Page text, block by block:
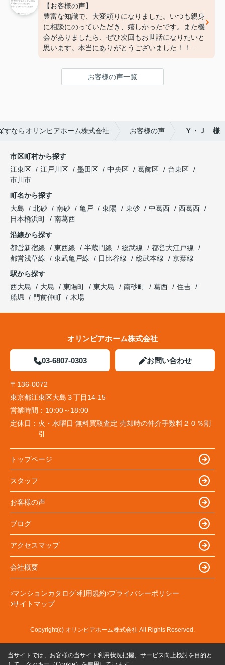
【お客様の声】
豊富な知識で、大変頼りになりました。いつも親身
に相談にのっていただき、嬉しかったです。また機
会がありましたら、ぜひ次回もお世話になりたいと
思います。本当にありがとうございました！！
ご丁寧にありがとうございました。
お客様の声一覧
すならオリンピアホーム株式会社 お客様の声 Ｙ・Ｊ 様
市区町村から探す
江東区
江戸川区 墨田区 中央区 葛飾区
台東区
市川市
町名から探す
大島
北砂 南砂 亀戸 東陽 東砂 中葛西
西葛西
日本橋浜町
南葛西
沿線から探す
都営新宿線
東西線 半蔵門線 総武線
都営大江戸線
都営浅草線
東武亀戸線 日比谷線 総武本線
京葉線
駅から探す
西大島
大島 東陽町 東大島 南砂町 葛西
住吉
船堀
門前仲町 木場
オリンピアホーム株式会社
03-6807-0303 お問い合わせ
〒136-0072
東京都江東区大島３丁目14-15
営業時間： 10:00～18:00
定休日： 火・水曜日 無料買取査定 売却時の仲介手数料２０％割
引
トップページ
スタッフ
お客様の声
ブログ
アクセスマップ
会社概要
マンションカタログ 利用規約 プライバシーポリシー
サイトマップ
Copyright(c) オリンピアホーム株式会社 All Rights Reserved.
当サイトでは、お客様の当サイト利用状況把握、サービス向上検討を目的と